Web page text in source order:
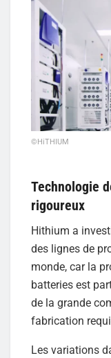
©HiTHIUM
Technologie
rigoureux
Hithium a
des lignes de
monde, car la
batteries est
de la grande
fabrication
Les variations